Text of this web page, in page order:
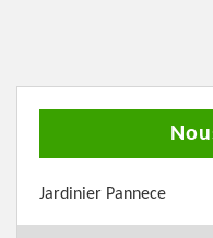
Jardinier Pannece